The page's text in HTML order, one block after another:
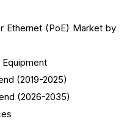
(PoE) Market by
(2019-2025)
(2026-2035)